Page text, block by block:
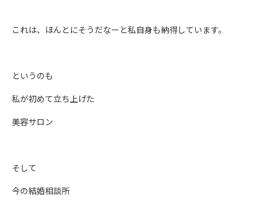
これは、ほんとにそうだなーと私自身も納得しています。
というのも
私が初めて立ち上げた
美容サロン
そして
今の結婚相談所